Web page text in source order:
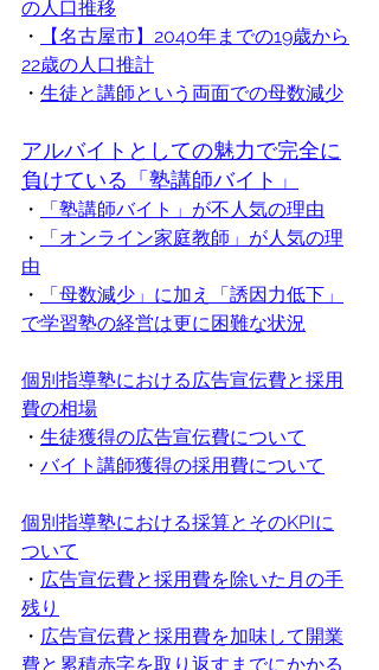
の人口推移
・
【名古屋市】2040年までの19歳から
22歳の人口推計
・ 生徒と講師という両面での母数減少
アルバイトとしての魅力で完全に
負けている「塾講師バイト」
・
「塾講師バイト」が不人気の理由
・
「オンライン家庭教師」が人気の理
由
・
「母数減少」に加え「誘因力低下」
で学習塾の経営は更に困難な状況
個別指導塾における広告宣伝費と採用
費の相場
・ 生徒獲得の広告宣伝費について
・ バイト講師獲得の採用費について
個別指導塾における採算とそのKPIに
ついて
・ 広告宣伝費と採用費を除いた月の手
残り
・ 広告宣伝費と採用費を加味して開業
費と累積赤字を取り返すまでにかかる